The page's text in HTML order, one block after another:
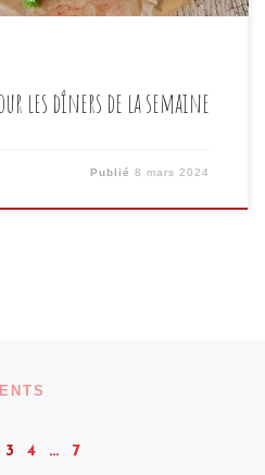
les dîners de la semaine
Publié8 mars 2024
3 4 … 7